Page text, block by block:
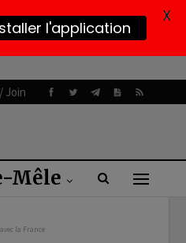
Join
Mêle
la France
l'application
X